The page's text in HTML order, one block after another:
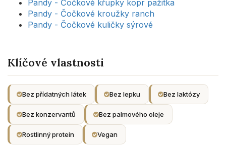
Pandy - Čočkové křupky kopr pažitka
Pandy - Čočkové kroužky ranch
Pandy - Čočkové kuličky sýrové
Klíčové vlastnosti
Bez přídatných látek Bez lepku Bez laktózy
Bez konzervantů Bez palmového oleje
Rostlinný protein Vegan